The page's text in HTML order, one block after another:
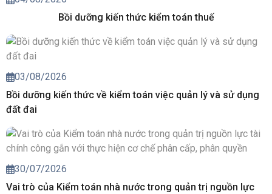
Bồi dưỡng kiến thức kiểm toán thuế
03/08/2026
Bồi dưỡng kiến thức về kiểm toán việc quản lý và sử dụng
đất đai
30/07/2026
Vai trò của Kiểm toán nhà nước trong quản trị nguồn lực